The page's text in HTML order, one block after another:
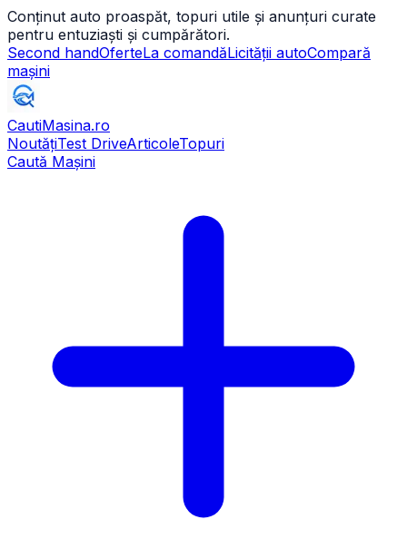
Conținut auto proaspăt, topuri utile și anunțuri curate
pentru entuziaști și cumpărători.
Second handOferteLa comandăLicității autoCompară
mașini
CautiMasina.ro
NoutățiTest DriveArticoleTopuri
Caută Mașini